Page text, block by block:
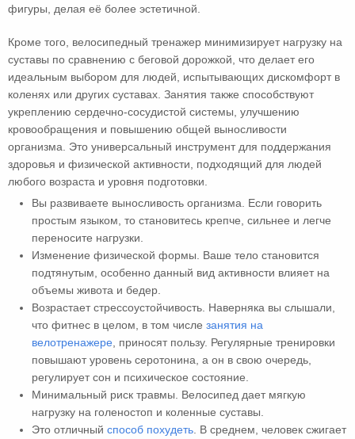
фигуры, делая её более эстетичной.
Кроме того, велосипедный тренажер минимизирует нагрузку на
суставы по сравнению с беговой дорожкой, что делает его
идеальным выбором для людей, испытывающих дискомфорт в
коленях или других суставах. Занятия также способствуют
укреплению сердечно-сосудистой системы, улучшению
кровообращения и повышению общей выносливости
организма. Это универсальный инструмент для поддержания
здоровья и физической активности, подходящий для людей
любого возраста и уровня подготовки.
Вы развиваете выносливость организма. Если говорить
простым языком, то становитесь крепче, сильнее и легче
переносите нагрузки.
Изменение физической формы. Ваше тело становится
подтянутым, особенно данный вид активности влияет на
объемы живота и бедер.
Возрастает стрессоустойчивость. Наверняка вы слышали,
что фитнес в целом, в том числе занятия на
велотренажере , приносят пользу. Регулярные тренировки
повышают уровень серотонина, а он в свою очередь,
регулирует сон и психическое состояние.
Минимальный риск травмы. Велосипед дает мягкую
нагрузку на голеностоп и коленные суставы.
Это отличный способ похудеть . В среднем, человек сжигает